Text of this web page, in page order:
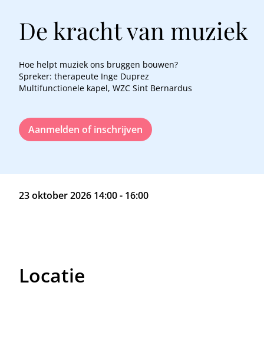
De kracht van muziek
Hoe helpt muziek ons bruggen bouwen?
Spreker: therapeute Inge Duprez
Multifunctionele kapel, WZC Sint Bernardus
Aanmelden of inschrijven
23 oktober 2026 14:00 - 16:00
Locatie